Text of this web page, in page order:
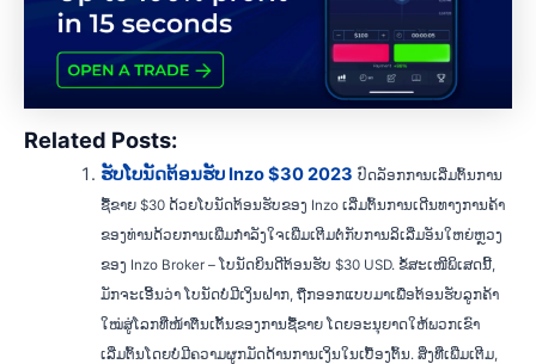
Related Posts:
ຮັບໂບນັດຕ້ອນຮັບ Inzo $30 2023 ປົດລັອກການເລີ່ມຕົ້ນການ
ຊື້ຂາຍ $30 ດ້ວຍໂບນັດຕ້ອນຮັບຂອງ Inzo ເລີ່ມຕົ້ນການເດີນທາງການຄ້າ
ຂອງທ່ານດ້ວຍການເພີ່ມກໍາລັງໃຈເພີ່ມເຕີມຕໍ່ກັບການລິເລີ່ມອັນໃຫຍ່ຫຼວງ
ຂອງ Inzo Broker – ໂບນັດຍິນດີຕ້ອນຮັບ $30 USD. ຂໍ້ສະເໜີພິເສດນີ້,
ມັກຈະເອີ້ນວ່າ ໂບນັດບໍ່ມີເງິນຝາກ, ຖືກອອກແບບມາເພື່ອຕ້ອນຮັບລູກຄ້າ
ໃໝ່ສູ່ໂລກທີ່ໜ້າຕື່ນເຕັ້ນຂອງການຊື້ຂາຍ ໂດຍອະນຸຍາດໃຫ້ພວກເຂົາ
ເລີ່ມຕົ້ນໂດຍບໍ່ມີຄວາມຜູກມັດດ້ານການເງິນໃນເບື້ອງຕົ້ນ. ສິ່ງທີ່ເພີ່ມເຕີມ,